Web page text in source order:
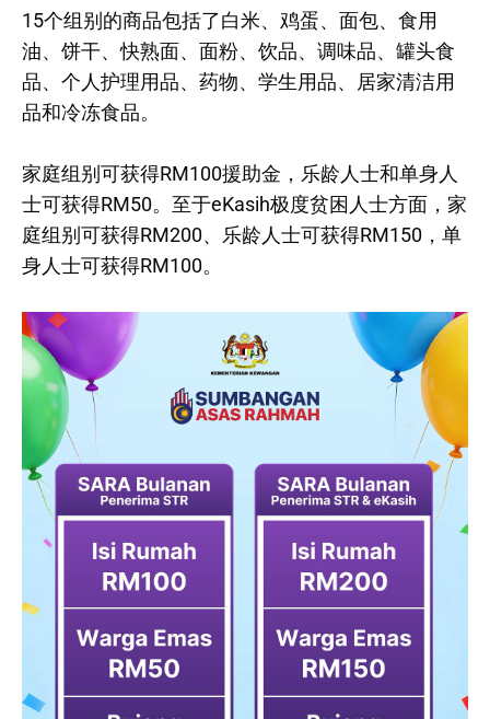
15个组别的商品包括了白米、鸡蛋、面包、食用
油、饼干、快熟面、面粉、饮品、调味品、罐头食
品、个人护理用品、药物、学生用品、居家清洁用
品和冷冻食品。
家庭组别可获得RM100援助金，乐龄人士和单身人
士可获得RM50。至于eKasih极度贫困人士方面，家
庭组别可获得RM200、乐龄人士可获得RM150，单
身人士可获得RM100。